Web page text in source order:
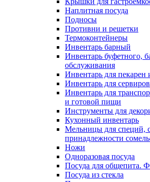
Наплитная посуда
Подносы
Противни и решетки
Термоконтейнеры
Инвентарь барный
Инвентарь буфетного,
обслуживания
Инвентарь для пекарен
Инвентарь для
Инвентарь для
и готовой пищи
Инструменты для
Кухонный инвентарь
Мельницы для специй,
принадлежности
Ножи
Одноразовая посуда
Посуда для общепита.
Посуда из стекла